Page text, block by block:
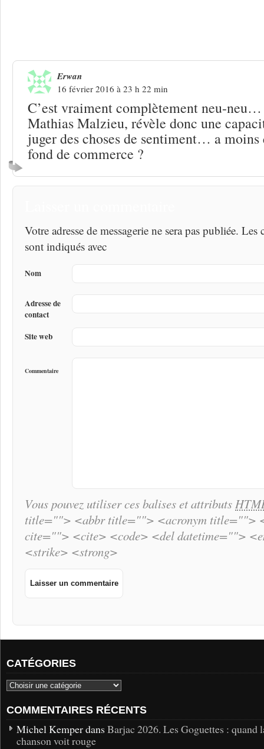
Erwan
16 février 2016 à 23 h 22 min
C’est vraiment complètement neu-
Mathias Malzieu, révèle donc une
juger des choses de sentiment… a moins
fond de commerce ?
Votre adresse de messagerie ne sera pas publiée.
sont indiqués avec
Nom
Adresse de
contact
Site web
Commentaire
Vous pouvez utiliser ces balises et attributs
title=""> <abbr title=""> <acronym title="">
cite=""> <cite> <code> <del datetime="">
<strike> <strong>
CATÉGORIES
COMMENTAIRES RÉCENTS
Michel Kemper dans Barjac 2026. Les Goguettes : quand
chanson voit rouge